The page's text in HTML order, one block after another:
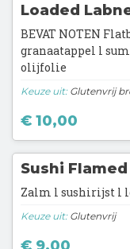
Loaded
BEVAT NOTEN
granaatappel l
olijfolie
Keuze uit:Glutenvrij
€ 10,00
Sushi
Zalm l sushirijst l
Keuze uit:Glutenvrij